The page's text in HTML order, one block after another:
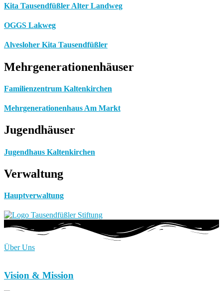
Kita Tausendfüßler Alter Landweg
OGGS Lakweg
Alvesloher Kita Tausendfüßler
Mehrgenerationenhäuser
Familienzentrum Kaltenkirchen
Mehrgenerationenhaus Am Markt
Jugendhäuser
Jugendhaus Kaltenkirchen
Verwaltung
Hauptverwaltung
Über Uns
Vision & Mission